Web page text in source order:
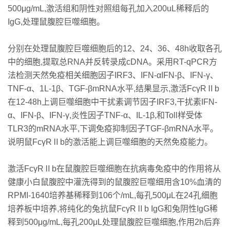
500μg/mL,激活组和阴性对照组每孔加入200uL稀释后的
IgG,处理鼠腹腔巨噬细胞。
分别在处理鼠腹腔巨噬细胞后的12、24、36、48h收取各孔
中的细胞,提取总RNA并反转录成cDNA。采用RT-qPCR方
法检测天然免疫相关细胞因子IRF3、IFN-αIFN-β、IFN-γ、
TNF-α、1L-1β、TGF-βmRNA水平,结果显示,激活FcγRⅡb
在12-48h上调巨噬细胞中干扰素调节因子IRF3,干扰素IFN-
α、IFN-β、IFN-γ,炎性因子TNF-α、IL-1β,和Toll样受体
TLR3的mRNA水平,下调免疫抑制因子TGF-βmRNA水平。
说明鼠FcγRⅡb的激活能上调巨噬细胞的天然免疫能力。
激活FcγRⅡb在鼠腹腔巨噬细胞在抗病毒免疫中的作用将从
健康小白鼠腹腔中灌洗得到的鼠腹腔巨噬细用含10%血清的
RPMI-1640培养基稀释到106个/mL,每孔500μL在24孔细胞
培养板中培养,将纯化的兔抗鼠FcγRⅡb IgG和兔阴性IgG稀
释到500μg/mL,每孔200μL处理鼠腹腔巨噬细胞,作用2h后弃